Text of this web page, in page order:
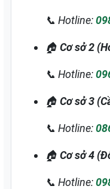
📞 Hotline:
🏠 Cơ sở 2
📞 Hotline:
🏠 Cơ sở 3
📞 Hotline:
🏠 Cơ sở 4
📞 Hotline: